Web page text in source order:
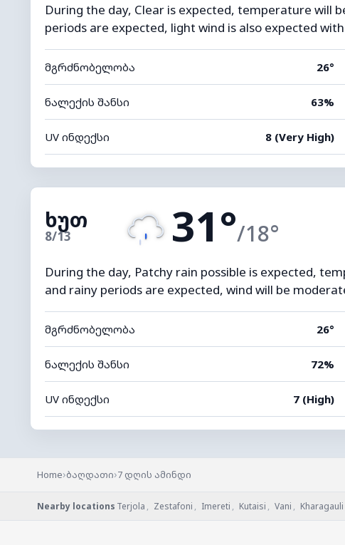
During the day, Clear is expected, temperature will
periods are expected, light wind is also expected
მგრძნობელობა 26°
ნალექის შანსი 63%
UV ინდექსი 8 (Very High)
ხუთ
8/13 31°/18°
During the day, Patchy rain possible is expected,
and rainy periods are expected, wind will be
მგრძნობელობა 26°
ნალექის შანსი 72%
UV ინდექსი 7 (High)
Home›ბაღდათი›7 დღის ამინდი
Nearby locations Terjola , Zestafoni , Imereti , Kutaisi , Vani , Kharagauli